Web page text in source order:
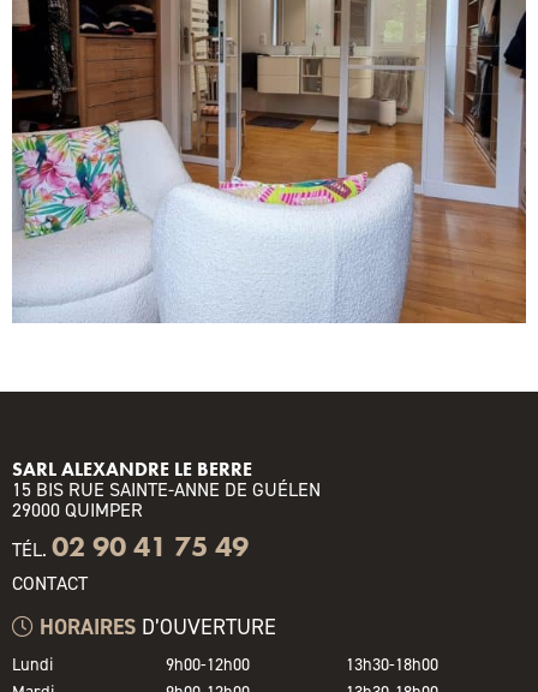
SARL ALEXANDRE LE BERRE
15 BIS RUE SAINTE-ANNE DE GUÉLEN
29000 QUIMPER
TÉL. 02 90 41 75 49
CONTACT
HORAIRES D’OUVERTURE
Lundi 9h00-12h00
13h30-18h00